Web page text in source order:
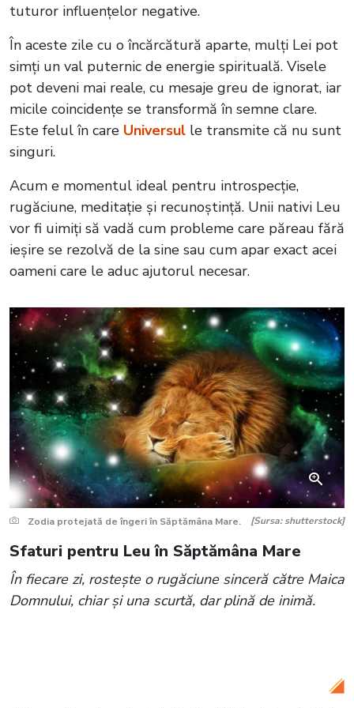
tuturor influențelor negative.
În aceste zile cu o încărcătură aparte, mulți Lei pot
simți un val puternic de energie spirituală. Visele
pot deveni mai reale, cu mesaje greu de ignorat, iar
micile coincidențe se transformă în semne clare.
Este felul în care Universul le transmite că nu sunt
singuri.
Acum e momentul ideal pentru introspecție,
rugăciune, meditație și recunoștință. Unii nativi Leu
vor fi uimiți să vadă cum probleme care păreau fără
ieșire se rezolvă de la sine sau cum apar exact acei
oameni care le aduc ajutorul necesar.
Zodia protejată de îngeri în Săptămâna Mare. [Sursa: shutterstock]
Sfaturi pentru Leu în Săptămâna Mare
În fiecare zi, rostește o rugăciune sinceră către Maica
Domnului, chiar și una scurtă, dar plină de inimă.